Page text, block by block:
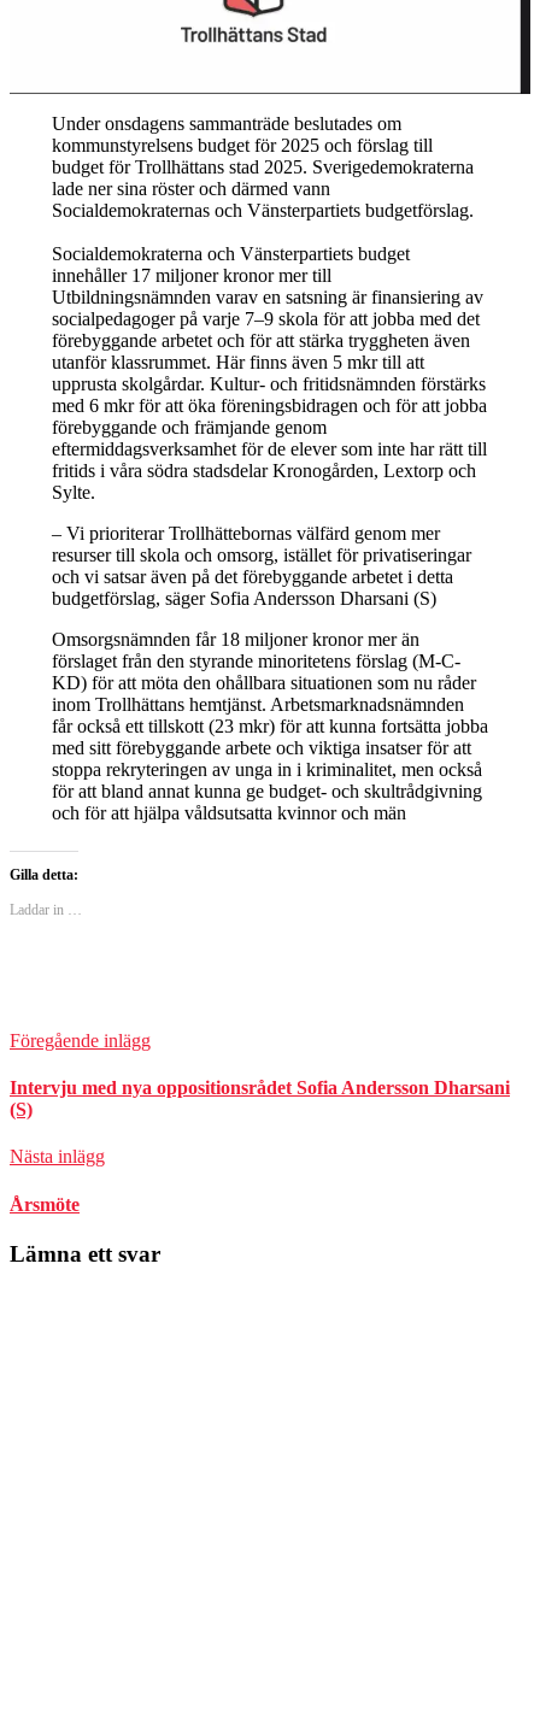
Under onsdagens sammanträde beslutades om
kommunstyrelsens budget för 2025 och förslag till
budget för Trollhättans stad 2025. Sverigedemokraterna
lade ner sina röster och därmed vann
Socialdemokraternas och Vänsterpartiets budgetförslag.
Socialdemokraterna och Vänsterpartiets budget
innehåller 17 miljoner kronor mer till
Utbildningsnämnden varav en satsning är finansiering av
socialpedagoger på varje 7–9 skola för att jobba med det
förebyggande arbetet och för att stärka tryggheten även
utanför klassrummet. Här finns även 5 mkr till att
upprusta skolgårdar. Kultur- och fritidsnämnden förstärks
med 6 mkr för att öka föreningsbidragen och för att jobba
förebyggande och främjande genom
eftermiddagsverksamhet för de elever som inte har rätt till
fritids i våra södra stadsdelar Kronogården, Lextorp och
Sylte.
– Vi prioriterar Trollhättebornas välfärd genom mer
resurser till skola och omsorg, istället för privatiseringar
och vi satsar även på det förebyggande arbetet i detta
budgetförslag, säger Sofia Andersson Dharsani (S)
Omsorgsnämnden får 18 miljoner kronor mer än
förslaget från den styrande minoritetens förslag (M-C-
KD) för att möta den ohållbara situationen som nu råder
inom Trollhättans hemtjänst. Arbetsmarknadsnämnden
får också ett tillskott (23 mkr) för att kunna fortsätta jobba
med sitt förebyggande arbete och viktiga insatser för att
stoppa rekryteringen av unga in i kriminalitet, men också
för att bland annat kunna ge budget- och skultrådgivning
och för att hjälpa våldsutsatta kvinnor och män
Gilla detta:
Laddar in …
Föregående inlägg
Intervju med nya oppositionsrådet Sofia Andersson Dharsani
(S)
Nästa inlägg
Årsmöte
Lämna ett svar